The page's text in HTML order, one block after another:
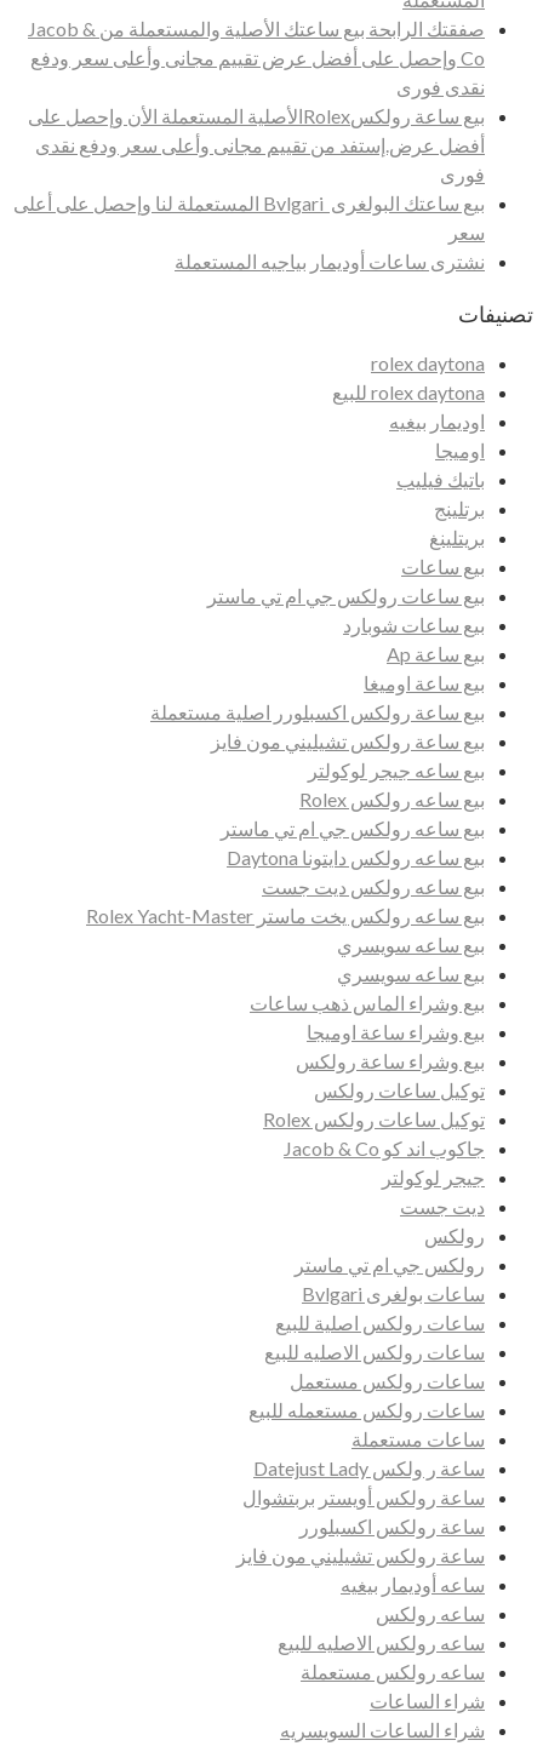
صفقتك الرابحة بيع ساعتك الأصلية والمستعملة من Jacob &
Co وإحصل على أفضل عرض تقييم مجانى وأعلى سعر ودفع
نقدى فورى
بيع ساعة رولكسRolexالأصلية المستعملة الأن وإحصل على
أفضل عرض.إستفد من تقييم مجانى وأعلى سعر ودفع نقدى
فورى
بيع ساعتك البولغرى Bvlgari المستعملة لنا وإحصل على أعلى
سعر
نشترى ساعات أوديمار بياجيه المستعملة
تصنيفات
rolex daytona
rolex daytona للبيع
اوديمار بيغيه
اوميجا
باتيك فيليب
برتلينج
بريتلينغ
بيع ساعات
بيع ساعات رولكس جي ام تي ماستر
بيع ساعات شوبارد
بيع ساعة Ap
بيع ساعة اوميغا
بيع ساعة رولكس اكسبلورر اصلية مستعملة
بيع ساعة رولكس تشيليني مون فايز
بيع ساعه جيجر لوكولتر
بيع ساعه رولكس Rolex
بيع ساعه رولكس جي ام تي ماستر
بيع ساعه رولكس دايتونا Daytona
بيع ساعه رولكس ديت جست
بيع ساعه رولكس يخت ماستر Rolex Yacht-Master
بيع ساعه سويسري
بيع ساعه سويسري
بيع وشراء الماس ذهب ساعات
بيع وشراء ساعة اوميجا
بيع وشراء ساعة رولكس
توكيل ساعات رولكس
توكيل ساعات رولكس Rolex
جاكوب اند كو Jacob & Co
جيجر لوكولتر
ديت جست
رولكس
رولكس جي ام تي ماستر
ساعات بولغرى Bvlgari
ساعات رولكس اصلية للبيع
ساعات رولكس الاصليه للبيع
ساعات رولكس مستعمل
ساعات رولكس مستعمله للبيع
ساعات مستعملة
ساعة ر ولكس Datejust Lady
ساعة رولكس أويستر بربتشوال
ساعة رولكس اكسبلورر
ساعة رولكس تشيليني مون فايز
ساعه أوديمار بيغيه
ساعه رولكس
ساعه رولكس الاصليه للبيع
ساعه رولكس مستعملة
شراء الساعات
شراء الساعات السويسريه